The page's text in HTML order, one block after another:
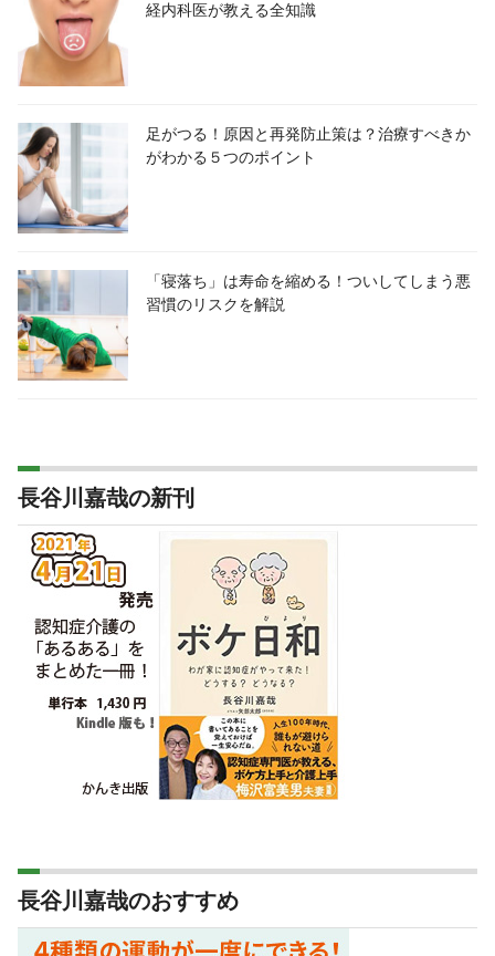
経内科医が教える全知識
足がつる！原因と再発防止策は？治療すべきか
がわかる５つのポイント
「寝落ち」は寿命を縮める！ついしてしまう悪
習慣のリスクを解説
長谷川嘉哉の新刊
長谷川嘉哉のおすすめ